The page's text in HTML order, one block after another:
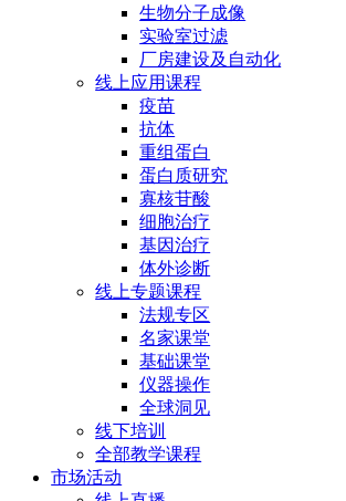
生物分子成像
实验室过滤
厂房建设及自动化
线上应用课程
疫苗
抗体
重组蛋白
蛋白质研究
寡核苷酸
细胞治疗
基因治疗
体外诊断
线上专题课程
法规专区
名家课堂
基础课堂
仪器操作
全球洞见
线下培训
全部教学课程
市场活动